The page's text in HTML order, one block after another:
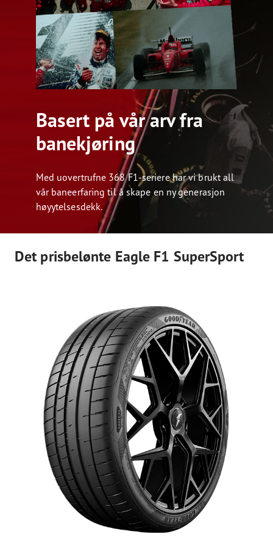
Basert på vår arv fra
banekjøring
Med uovertrufne 368 F1-seriere har vi brukt all
vår baneerfaring til å skape en ny generasjon
høyytelsesdekk.
Det prisbelønte Eagle F1 SuperSport